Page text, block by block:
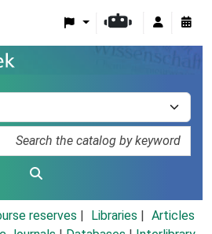
reserves Libraries
Articles